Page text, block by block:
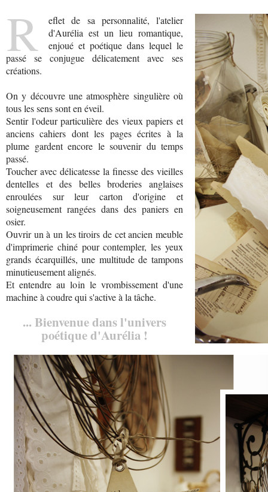
R
eflet de sa personnalité, l'atelier
d'Aurélia est un lieu romantique,
enjoué et poétique dans lequel le
passé se conjugue délicatement avec ses
créations.
On y découvre une atmosphère singulière où
tous les sens sont en éveil.
Sentir l'odeur particulière des vieux papiers et
anciens cahiers dont les pages écrites à la
plume gardent encore le souvenir du temps
passé.
Toucher avec délicatesse la finesse des vieilles
dentelles et des belles broderies anglaises
enroulées sur leur carton d'origine et
soigneusement rangées dans des paniers en
osier.
Ouvrir un à un les tiroirs de cet ancien meuble
d'imprimerie chiné pour contempler, les yeux
grands écarquillés, une multitude de tampons
minutieusement alignés.
Et entendre au loin le vrombissement d'une
machine à coudre qui s'active à la tâche.
... Bienvenue dans l'univers
poétique d'Aurélia !